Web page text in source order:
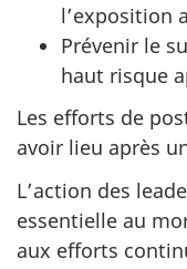
l’exposition
Prévenir le
haut risque
Les efforts de
avoir lieu après
L’action des
essentielle au
aux efforts